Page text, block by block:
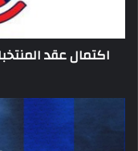
2023
اكتمال عقد
الإيطالي: